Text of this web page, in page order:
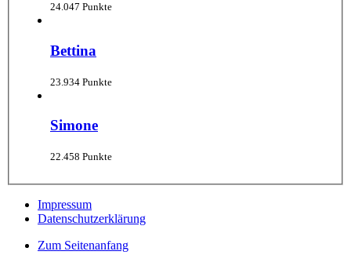
24.047 Punkte
Bettina
23.934 Punkte
Simone
22.458 Punkte
Impressum
Datenschutzerklärung
Zum Seitenanfang